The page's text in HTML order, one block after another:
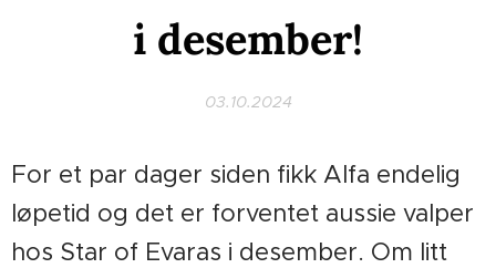
i desember!
03.10.2024
For et par dager siden fikk Alfa endelig
løpetid og det er forventet aussie valper
hos Star of Evaras i desember. Om litt